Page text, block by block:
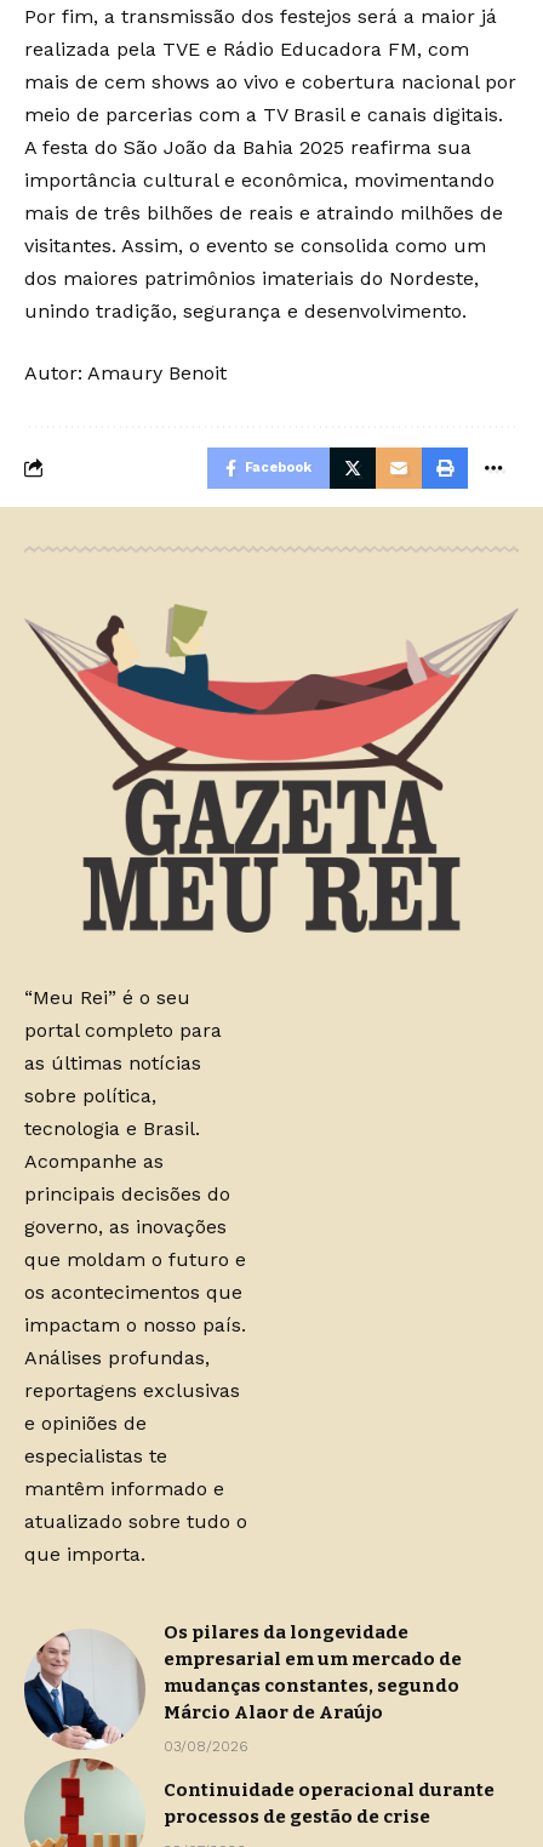
Por fim, a transmissão dos festejos será a maior já
realizada pela TVE e Rádio Educadora FM, com
mais de cem shows ao vivo e cobertura nacional por
meio de parcerias com a TV Brasil e canais digitais.
A festa do São João da Bahia 2025 reafirma sua
importância cultural e econômica, movimentando
mais de três bilhões de reais e atraindo milhões de
visitantes. Assim, o evento se consolida como um
dos maiores patrimônios imateriais do Nordeste,
unindo tradição, segurança e desenvolvimento.
Autor: Amaury Benoit
Facebook
“Meu Rei” é o seu
portal completo para
as últimas notícias
sobre política,
tecnologia e Brasil.
Acompanhe as
principais decisões do
governo, as inovações
que moldam o futuro e
os acontecimentos que
impactam o nosso país.
Análises profundas,
reportagens exclusivas
e opiniões de
especialistas te
mantêm informado e
atualizado sobre tudo o
que importa.
Os pilares da longevidade
empresarial em um mercado de
mudanças constantes, segundo
Márcio Alaor de Araújo
03/08/2026
Continuidade operacional durante
processos de gestão de crise